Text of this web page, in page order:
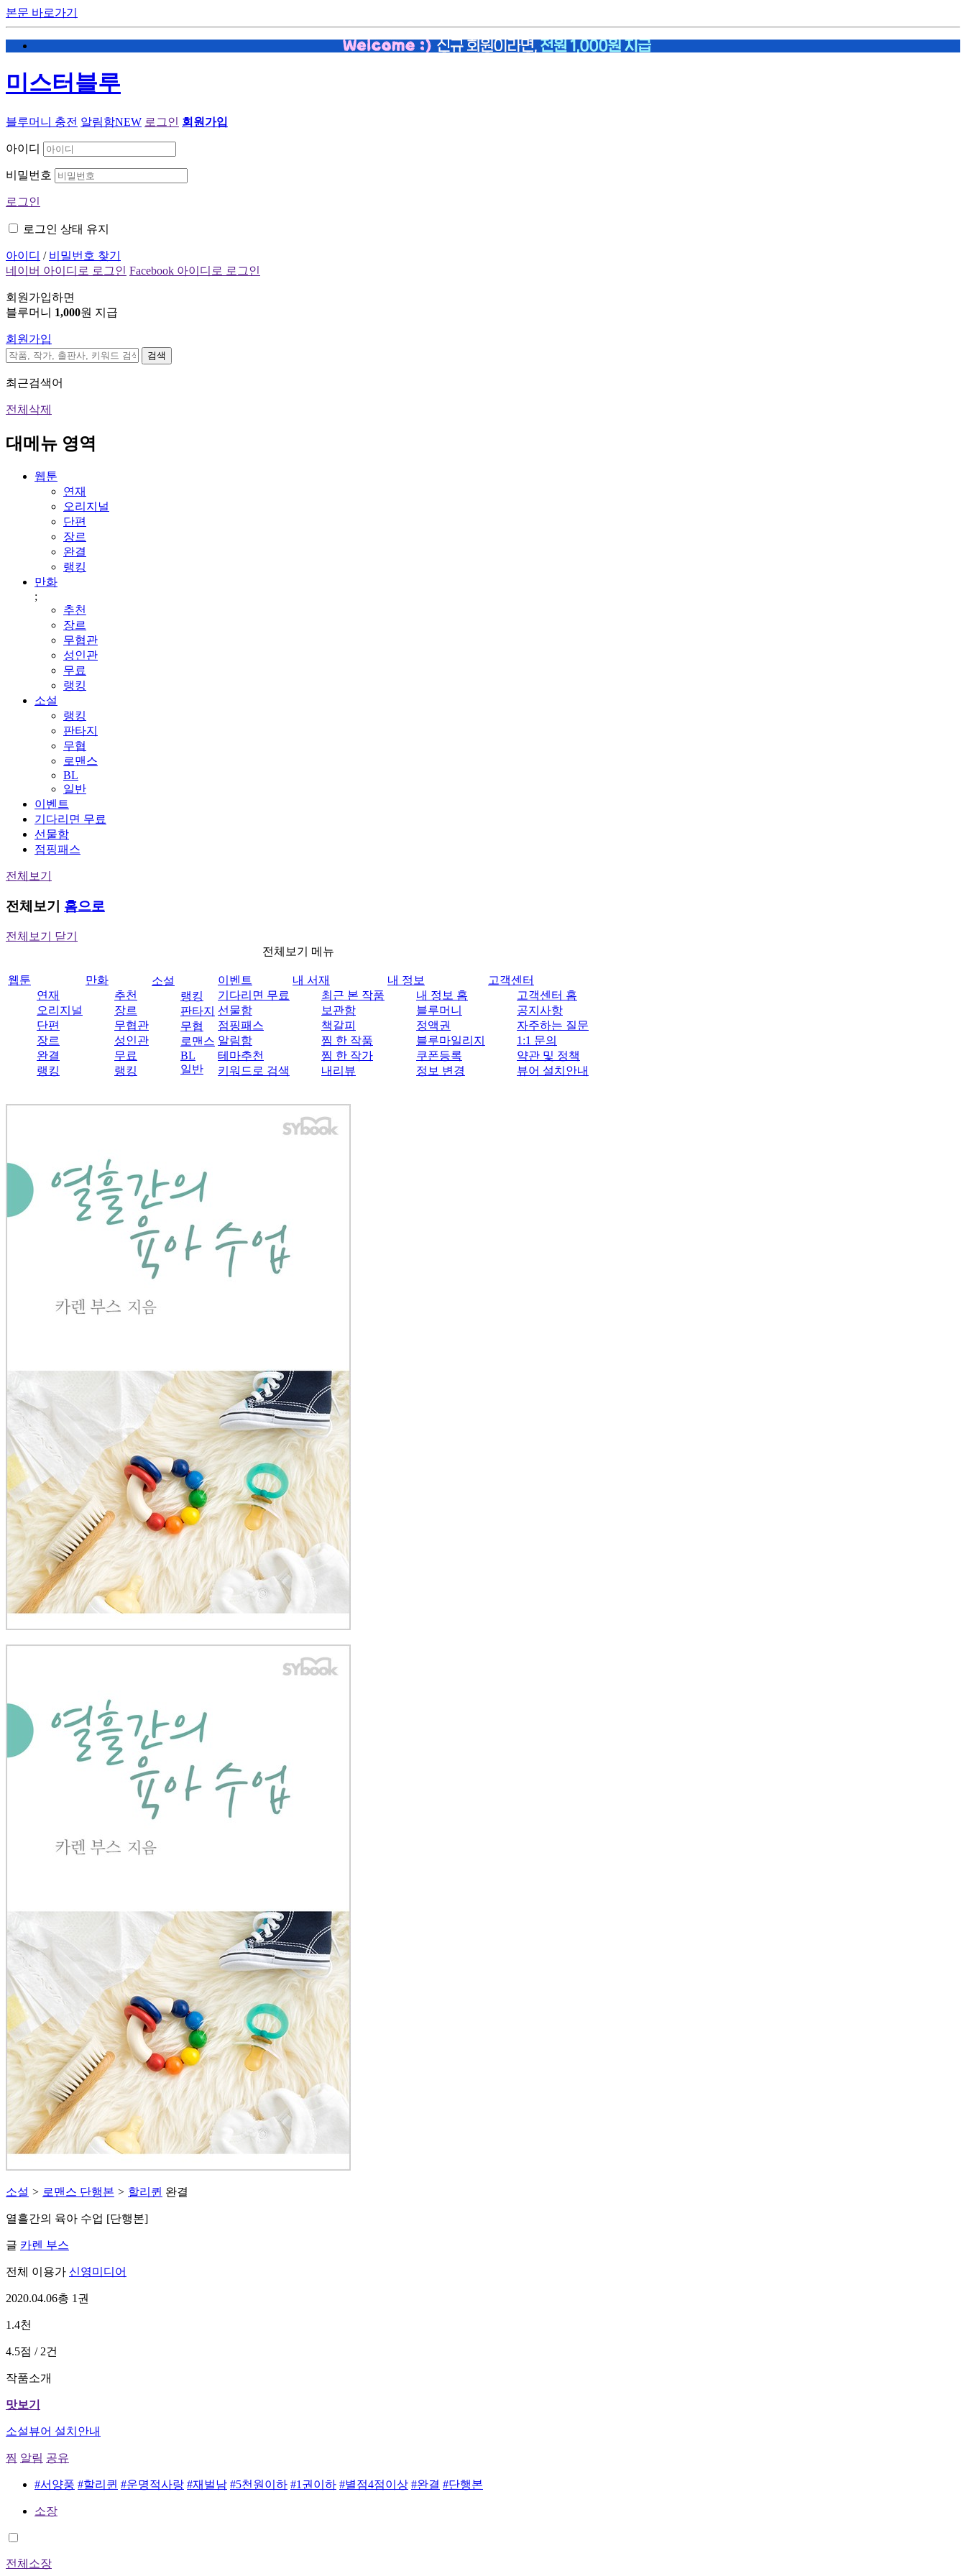
본문 바로가기
미스터블루
블루머니 충전 알림함NEW 로그인 회원가입
아이디
비밀번호
로그인
로그인 상태 유지
아이디 / 비밀번호 찾기
네이버 아이디로 로그인 Facebook 아이디로 로그인
회원가입하면
블루머니 1,000원 지급
회원가입
검색
최근검색어
전체삭제
대메뉴 영역
웹툰
연재
오리지널
단편
장르
완결
랭킹
만화
;
추천
장르
무협관
성인관
무료
랭킹
소설
랭킹
판타지
무협
로맨스
BL
일반
이벤트
기다리면 무료
선물함
점핑패스
전체보기
전체보기 홈으로
전체보기 닫기
전체보기 메뉴
웹툰
연재
오리지널
단편
장르
완결
랭킹
만화
추천
장르
무협관
성인관
무료
랭킹
소설
랭킹
판타지
무협
로맨스
BL
일반
이벤트
기다리면 무료
선물함
점핑패스
알림함
테마추천
키워드로 검색
내 서재
최근 본 작품
보관함
책갈피
찜 한 작품
찜 한 작가
내리뷰
내 정보
내 정보 홈
블루머니
정액권
블루마일리지
쿠폰등록
정보 변경
고객센터
고객센터 홈
공지사항
자주하는 질문
1:1 문의
약관 및 정책
뷰어 설치안내
소설 > 로맨스 단행본 > 할리퀸 완결
열흘간의 육아 수업 [단행본]
글 카렌 부스
전체 이용가 신영미디어
2020.04.06총 1권
1.4천
4.5점 / 2건
작품소개
맛보기
소설뷰어 설치안내
찜 알림 공유
#서양풍 #할리퀸 #운명적사랑 #재벌남 #5천원이하 #1권이하 #별점4점이상 #완결 #단행본
소장
전체소장